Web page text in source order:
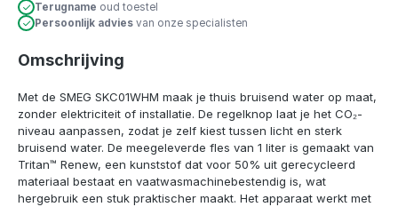
Terugname oud toestel
Persoonlijk advies van onze specialisten
Omschrijving
Met de SMEG SKC01WHM maak je thuis bruisend water op maat,
zonder elektriciteit of installatie. De regelknop laat je het CO₂-
niveau aanpassen, zodat je zelf kiest tussen licht en sterk
bruisend water. De meegeleverde fles van 1 liter is gemaakt van
Tritan™ Renew, een kunststof dat voor 50% uit gerecycleerd
materiaal bestaat en vaatwasmachinebestendig is, wat
hergebruik een stuk praktischer maakt. Het apparaat werkt met